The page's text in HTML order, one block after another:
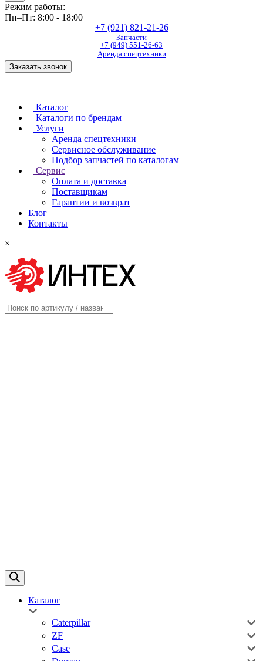
Режим работы:
Пн–Пт: 8:00 - 18:00
+7 (921) 821-21-26
Запчасти
+7 (949) 551-26-63
Аренда спецтехники
Заказать звонок
Каталог
Каталоги по брендам
Услуги
Аренда спецтехники
Сервисное обслуживание
Подбор запчастей по каталогам
Сервис
Оплата и доставка
Поставщикам
Гарантии и возврат
Блог
Контакты
×
Каталог
Caterpillar
ZF
Case